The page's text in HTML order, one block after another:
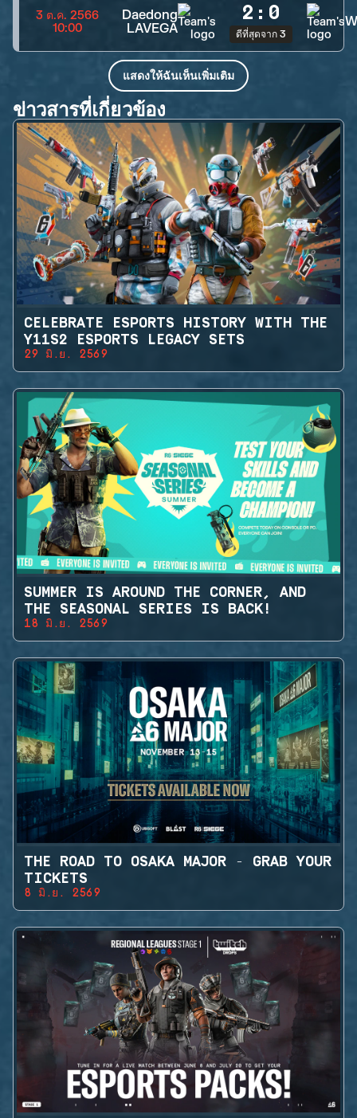
3 ต.ค. 2566
10:00
Daedong
LAVEGA
2 : 0
ดีที่สุดจาก 3
แสดงให้ฉันเห็นเพิ่มเติม
ข่าวสารที่เกี่ยวข้อง
CELEBRATE ESPORTS HISTORY WITH THE
Y11S2 ESPORTS LEGACY SETS
29 มิ.ย. 2569
SUMMER IS AROUND THE CORNER, AND
THE SEASONAL SERIES IS BACK!
18 มิ.ย. 2569
THE ROAD TO OSAKA MAJOR - GRAB YOUR
TICKETS
8 มิ.ย. 2569